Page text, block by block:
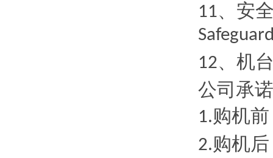
11、安
12、机
公司承
1.购机
2.购机